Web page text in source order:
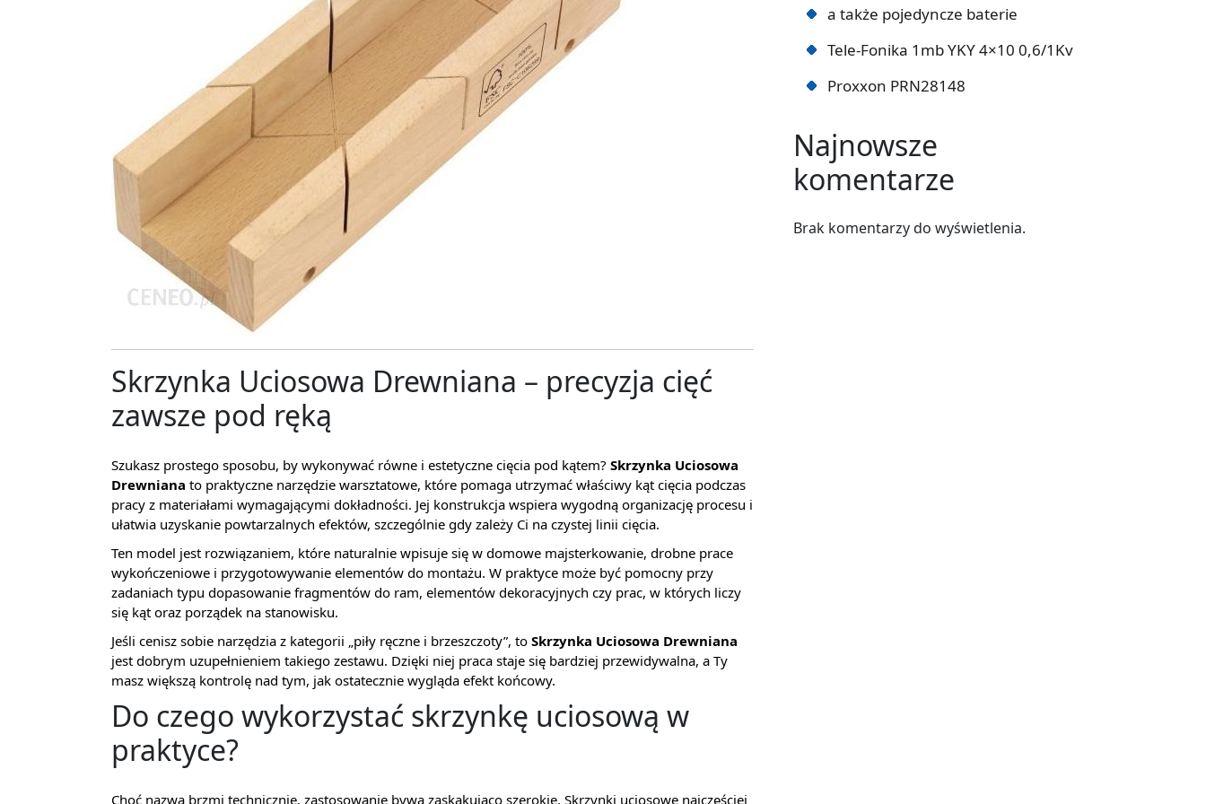
Skrzynka Uciosowa Drewniana – precyzja cięć
zawsze pod ręką
Szukasz prostego sposobu, by wykonywać równe i estetyczne cięcia pod kątem? Skrzynka Uciosowa
Drewniana to praktyczne narzędzie warsztatowe, które pomaga utrzymać właściwy kąt cięcia podczas
pracy z materiałami wymagającymi dokładności. Jej konstrukcja wspiera wygodną organizację procesu i
ułatwia uzyskanie powtarzalnych efektów, szczególnie gdy zależy Ci na czystej linii cięcia.
Ten model jest rozwiązaniem, które naturalnie wpisuje się w domowe majsterkowanie, drobne prace
wykończeniowe i przygotowywanie elementów do montażu. W praktyce może być pomocny przy
zadaniach typu dopasowanie fragmentów do ram, elementów dekoracyjnych czy prac, w których liczy
się kąt oraz porządek na stanowisku.
Jeśli cenisz sobie narzędzia z kategorii „piły ręczne i brzeszczoty”, to Skrzynka Uciosowa Drewniana
jest dobrym uzupełnieniem takiego zestawu. Dzięki niej praca staje się bardziej przewidywalna, a Ty
masz większą kontrolę nad tym, jak ostatecznie wygląda efekt końcowy.
Do czego wykorzystać skrzynkę uciosową w
praktyce?
Choć nazwa brzmi technicznie, zastosowanie bywa zaskakująco szerokie. Skrzynki uciosowe najczęściej
a także pojedyncze baterie
Tele-Fonika 1mb YKY 4×10 0,6/1Kv
Proxxon PRN28148
Najnowsze
komentarze
Brak komentarzy do wyświetlenia.